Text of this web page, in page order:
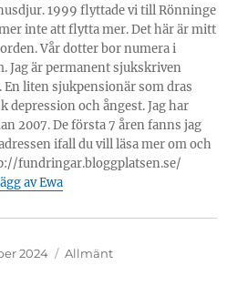
1999 flyttade vi till Rönninge
inte att flytta mer. Det här är mitt
Vår dotter bor numera i
Jag är permanent sjukskriven
En liten sjukpensionär som dras
depression och ångest. Jag har
2007. De första 7 åren fanns jag
ifall du vill läsa mer om och
fundringar.bloggplatsen.se/
av Ewa
2024 Kategorier
Allmänt